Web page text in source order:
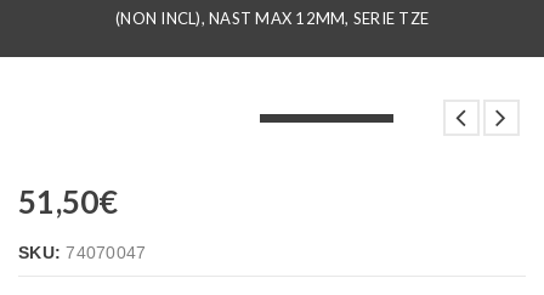
(NON INCL), NAST MAX 12MM, SERIE TZE
51,50€
SKU:74070047